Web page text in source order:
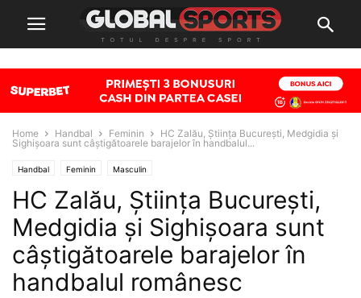
Home Handbal Feminin
HC Zalău, Știința București, Medgidia și
Sighișoara sunt câștigătoarele barajelor în handbalul...
Handbal Feminin Masculin
HC Zalău, Știința București,
Medgidia și Sighișoara sunt
câștigătoarele barajelor în
handbalul românesc